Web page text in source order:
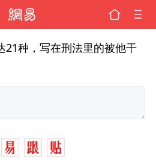
21种，写在刑法里的被他干